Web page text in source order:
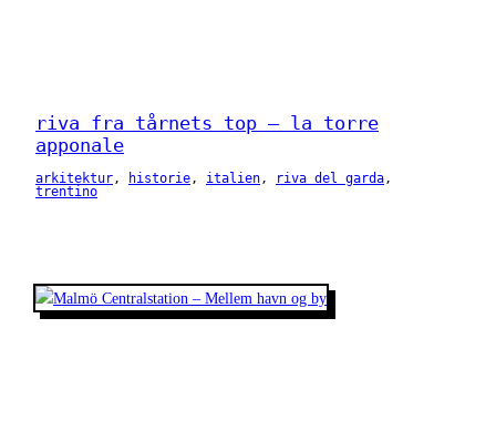
riva fra tårnets top – la torre
apponale
arkitektur, historie, italien, riva del garda
trentino